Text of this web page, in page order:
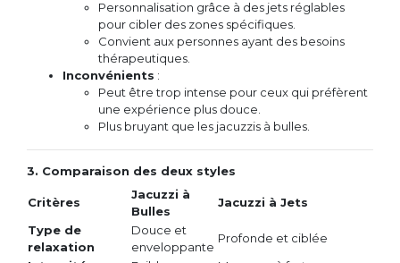
Personnalisation grâce à des jets réglables
pour cibler des zones spécifiques.
Convient aux personnes ayant des besoins
thérapeutiques.
Inconvénients :
Peut être trop intense pour ceux qui préfèrent
une expérience plus douce.
Plus bruyant que les jacuzzis à bulles.
3. Comparaison des deux styles
Critères
Jacuzzi à
Bulles
Jacuzzi à Jets
Type de
relaxation
Douce et
enveloppante
Profonde et ciblée